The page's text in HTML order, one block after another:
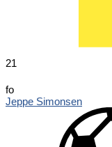
21
fo
Jeppe Simonsen